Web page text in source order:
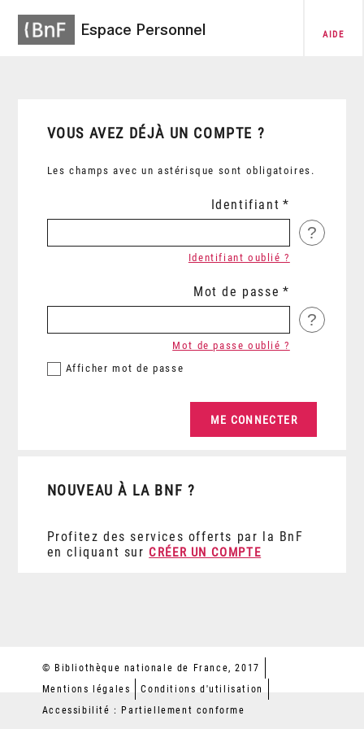
Espace Personnel AIDE
VOUS AVEZ DÉJÀ UN COMPTE ?
Les champs avec un astérisque sont obligatoires.
Identifiant
?
Identifiant oublié ?
Mot de passe
?
Afficher mot de passe
Mot de passe oublié ?
NOUVEAU À LA BNF ?
Profitez des services offerts par la BnF
en cliquant sur CRÉER UN COMPTE
© Bibliothèque nationale de France, 2017
Mentions légales
Conditions d'utilisation
Accessibilité : Partiellement conforme